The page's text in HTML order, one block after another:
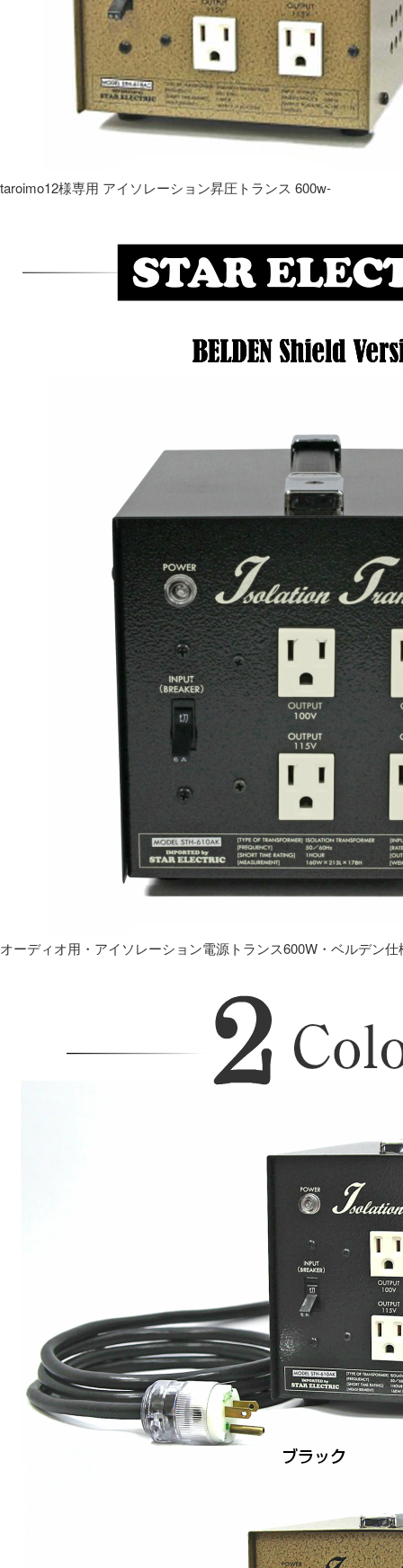
taroimo12様専用 アイソレーション昇圧トランス 600w-
オーディオ用・アイソレーション電源トランス600W・ベルデン仕